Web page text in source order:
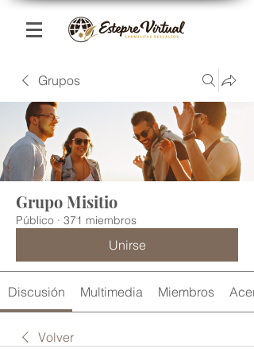
Grupos
Grupo Misitio
Público · 371 miembros
Unirse
Discusión Multimedia Miembros
Volver